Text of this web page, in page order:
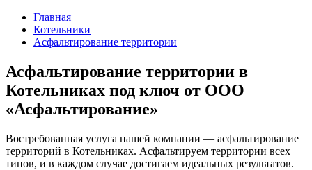
Главная
Котельники
Асфальтирование территории
Асфальтирование территории в
Котельниках под ключ от ООО
«Асфальтирование»
Востребованная услуга нашей компании — асфальтирование
территорий в Котельниках. Асфальтируем территории всех
типов, и в каждом случае достигаем идеальных результатов.